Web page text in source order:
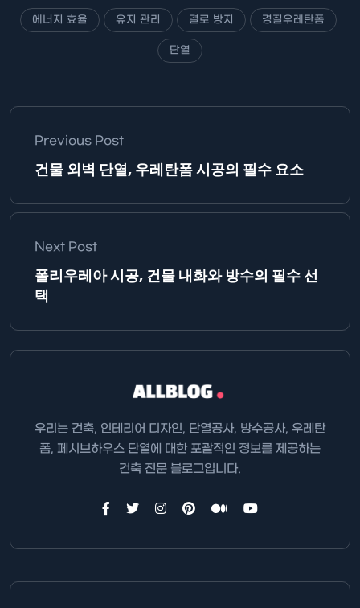
에너지 효율 유지 관리 결로 방지 경질우레탄폼
단열
Previous Post
건물 외벽 단열, 우레탄폼 시공의 필수 요소
Next Post
폴리우레아 시공, 건물 내화와 방수의 필수 선
택
우리는 건축, 인테리어 디자인, 단열공사, 방수공사, 우레탄
폼, 페시브하우스 단열에 대한 포괄적인 정보를 제공하는
건축 전문 블로그입니다.